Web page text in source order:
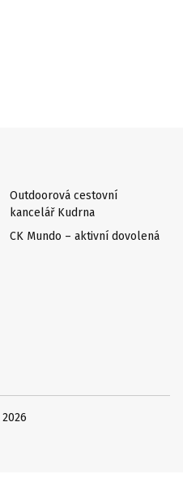
Outdoorová cestovní
kancelář Kudrna
CK Mundo – aktivní dovolená